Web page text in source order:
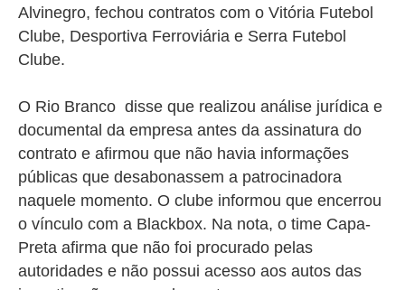
Alvinegro, fechou contratos com o Vitória Futebol
Clube, Desportiva Ferroviária e Serra Futebol
Clube.
O Rio Branco disse que realizou análise jurídica e
documental da empresa antes da assinatura do
contrato e afirmou que não havia informações
públicas que desabonassem a patrocinadora
naquele momento. O clube informou que encerrou
o vínculo com a Blackbox. Na nota, o time Capa-
Preta afirma que não foi procurado pelas
autoridades e não possui acesso aos autos das